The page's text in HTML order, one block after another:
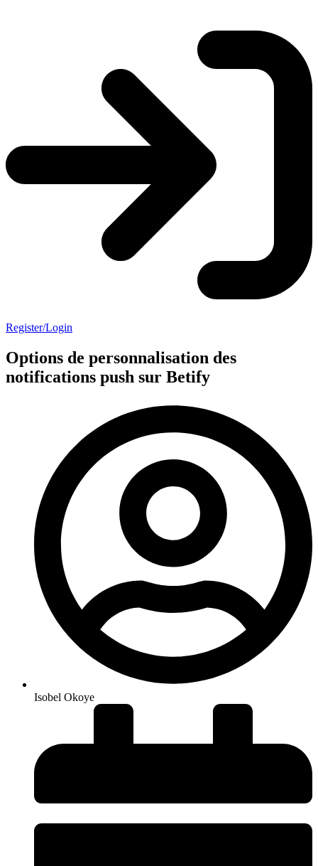
Register/Login
Options de personnalisation des
notifications push sur Betify
Isobel Okoye